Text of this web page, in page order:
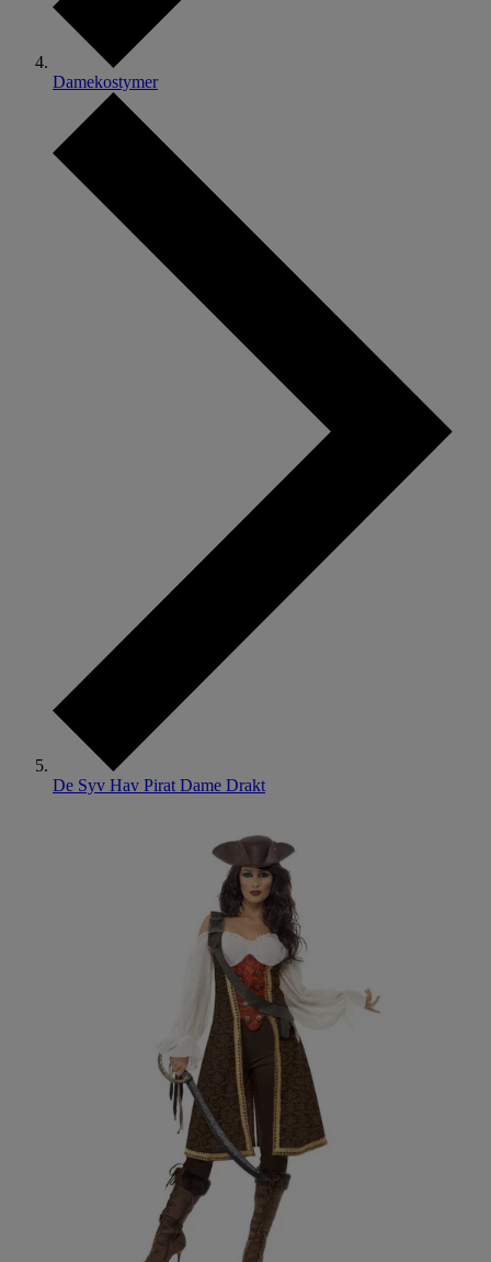
Damekostymer
De Syv Hav Pirat Dame Drakt